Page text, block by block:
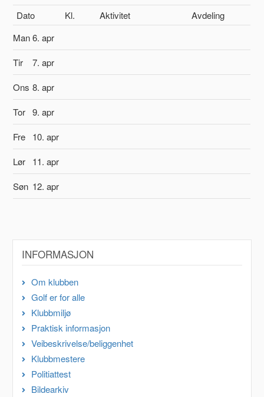
Dato Kl. Aktivitet
Avdeling
Man6. apr
Tir
7. apr
Ons 8. apr
Tor 9. apr
Fre
10. apr
Lør
11. apr
Søn 12. apr
INFORMASJON
Om klubben
Golf er for alle
Klubbmiljø
Praktisk informasjon
Veibeskrivelse/beliggenhet
Klubbmestere
Politiattest
Bildearkiv